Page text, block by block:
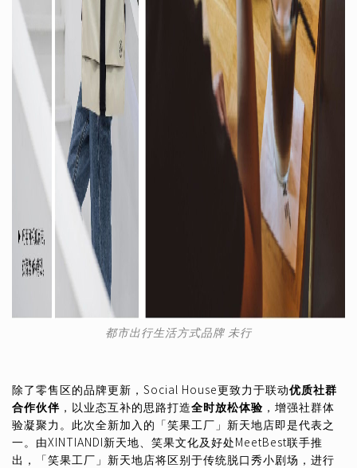
都市出行生活方式品牌 未行
除了零售区的品牌更新，Social House更致力于联动优质社群
合作伙伴 ，以业态互补的思路打造全时放松体验 ，增强社群体
验凝聚力。此次全新加入的「笑果工厂」新天地店即是代表之
一。由XINTIANDI新天地、笑果文化及好处MeetBest联手推
出，「笑果工厂」新天地店将区别于传统脱口秀小剧场，进行